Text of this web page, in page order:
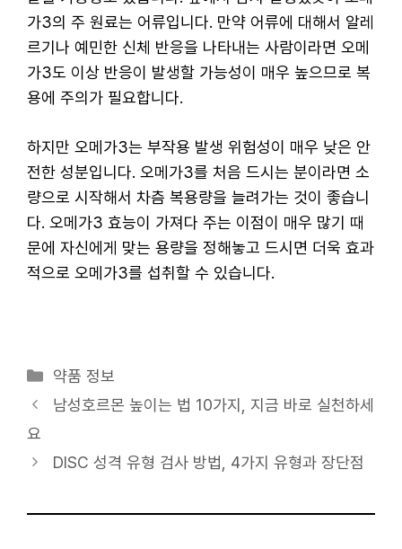
가3의 주 원료는 어류입니다. 만약 어류에 대해서 알레
르기나 예민한 신체 반응을 나타내는 사람이라면 오메
가3도 이상 반응이 발생할 가능성이 매우 높으므로 복
용에 주의가 필요합니다.
하지만 오메가3는 부작용 발생 위험성이 매우 낮은 안
전한 성분입니다. 오메가3를 처음 드시는 분이라면 소
량으로 시작해서 차츰 복용량을 늘려가는 것이 좋습니
다. 오메가3 효능이 가져다 주는 이점이 매우 많기 때
문에 자신에게 맞는 용량을 정해놓고 드시면 더욱 효과
적으로 오메가3를 섭취할 수 있습니다.
카
테
리
약품 정보
남성호르몬 높이는 법 10가지, 지금 바로 실천하세
요
DISC 성격 유형 검사 방법, 4가지 유형과 장단점